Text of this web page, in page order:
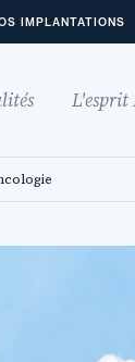
IMPLANTATIONS